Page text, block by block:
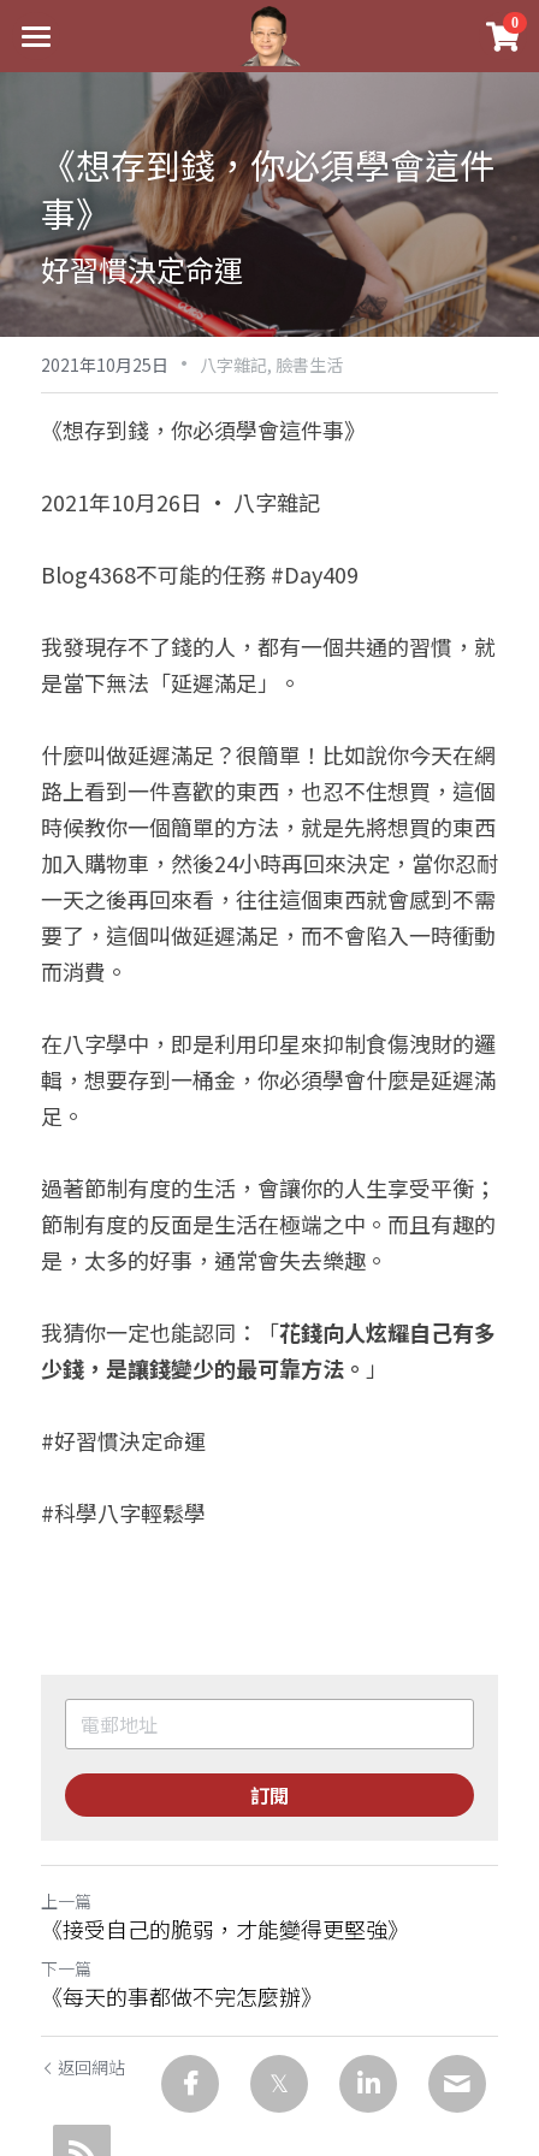
0
最新消息
實體經營
祖傳命理
手工印鑑
課程介紹
五行八字學
後天派陽宅
Blog
黃金會員專區
八字雜記
站長精選
臉書生活
好書推廌
試閱專區
Podcast聽書
陽宅視頻
線上直播
自我挑戰
線上學苑
八字進階班
八字中階班
八字高階班
五人實戰班
五行計算初階班
五行計算高階班
團隊訓練營
《十神高階實戰錄》完整典藏版
科學八字推理PDF
八字批命
小兒命名
科學八字推理1
科學八字推理2
科學八字推理3
科學八字輕鬆學
輕鬆學會科學八字推理
與我預約
批命預約
上課預約
常見問題
FB粉絲頁
登錄/註冊
繁體中文
繁體中文
0938617837
support@p8zicourse.com
《想存到錢，你必須學會這件
事》
好習慣決定命運
2021年10月25日 · 八字雜記, 臉書生活
《想存到錢，你必須學會這件事》
2021年10月26日 · 八字雜記
Blog4368不可能的任務 #Day409
我發現存不了錢的人，都有一個共通的習慣，就
是當下無法「延遲滿足」。
什麼叫做延遲滿足？很簡單！比如說你今天在網
路上看到一件喜歡的東西，也忍不住想買，這個
時候教你一個簡單的方法，就是先將想買的東西
加入購物車，然後24小時再回來決定，當你忍耐
一天之後再回來看，往往這個東西就會感到不需
要了，這個叫做延遲滿足，而不會陷入一時衝動
而消費。
在八字學中，即是利用印星來抑制食傷洩財的邏
輯，想要存到一桶金，你必須學會什麼是延遲滿
足。
過著節制有度的生活，會讓你的人生享受平衡；
節制有度的反面是生活在極端之中。而且有趣的
是，太多的好事，通常會失去樂趣。
我猜你一定也能認同：「花錢向人炫耀自己有多
少錢，是讓錢變少的最可靠方法。 」
#好習慣決定命運
#科學八字輕鬆學
訂閱
上一篇
《接受自己的脆弱，才能變得更堅強》
下一篇
《每天的事都做不完怎麼辦》
返回網站
×
商品分類
八字線上完整班
科學八字推理PDF
《十神高階實戰錄》完整典藏版
1美元超值PDF
八字線上批命
小兒命名